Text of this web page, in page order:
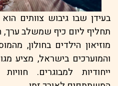
בעידן שבו גיבוש צוותים
תחליף ליום כיף שמשלב ערך,
מוזיאון הילדים בחולון,
והמוערכים בישראל, מציע
ייחודיות למבוגרים.